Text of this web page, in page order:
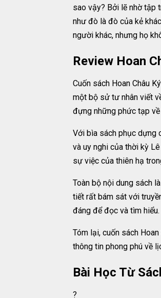
sao vậy? Bởi lẽ nhờ tập
như đò là đò của kẻ
người khác, nhưng họ
Review Hoan
Cuốn sách Hoan Châu
một bộ sử tư nhân viết
đựng những phức tạp
Với bìa sách phục dựng
và uy nghi của thời kỳ
sự việc của thiên hạ
Toàn bộ nội dung sách
tiết rất bám sát với
đáng để đọc và tìm hiểu.
Tóm lại, cuốn sách
thông tin phong phú về
Bài Học Từ
?